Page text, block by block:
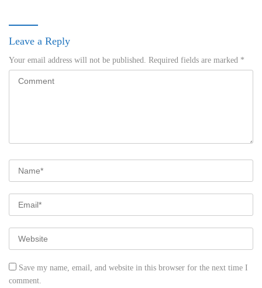
Leave a Reply
Your email address will not be published. Required fields are marked *
Save my name, email, and website in this browser for the next time I
comment.